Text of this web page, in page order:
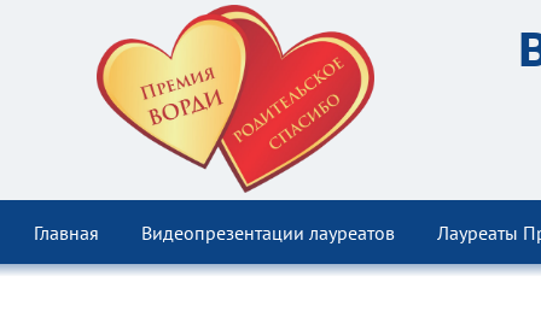
Главная Видеопрезентации лауреатов Лауреаты